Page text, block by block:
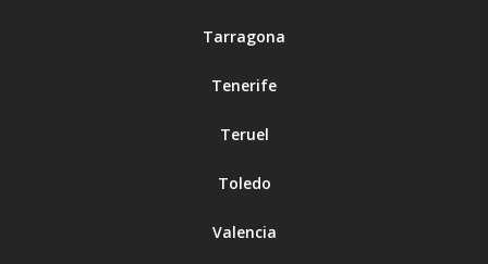
Tarragona
Tenerife
Teruel
Toledo
Valencia